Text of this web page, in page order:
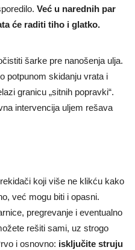
Već u narednih par
će raditi tiho i glatko.
šarke pre nanošenja ulja.
potpunom skidanju vrata i
granicu „sitnih popravki“.
intervencija uljem rešava
koji više ne klikću kako
već mogu biti i opasni.
pregrevanje i eventualno
rešiti sami, uz strogo
i osnovno: isključite struju